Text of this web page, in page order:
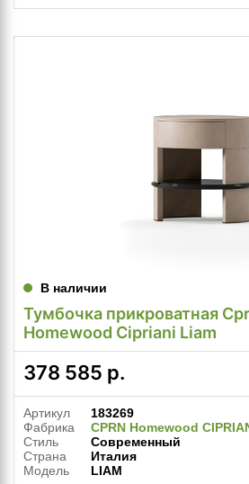
В наличии
Тумбочка прикроватная
Homewood Cipriani Liam
378 585 р.
Артикул
183269
Фабрика
CPRN Homewood
Стиль
Современный
Страна
Италия
Модель
LIAM